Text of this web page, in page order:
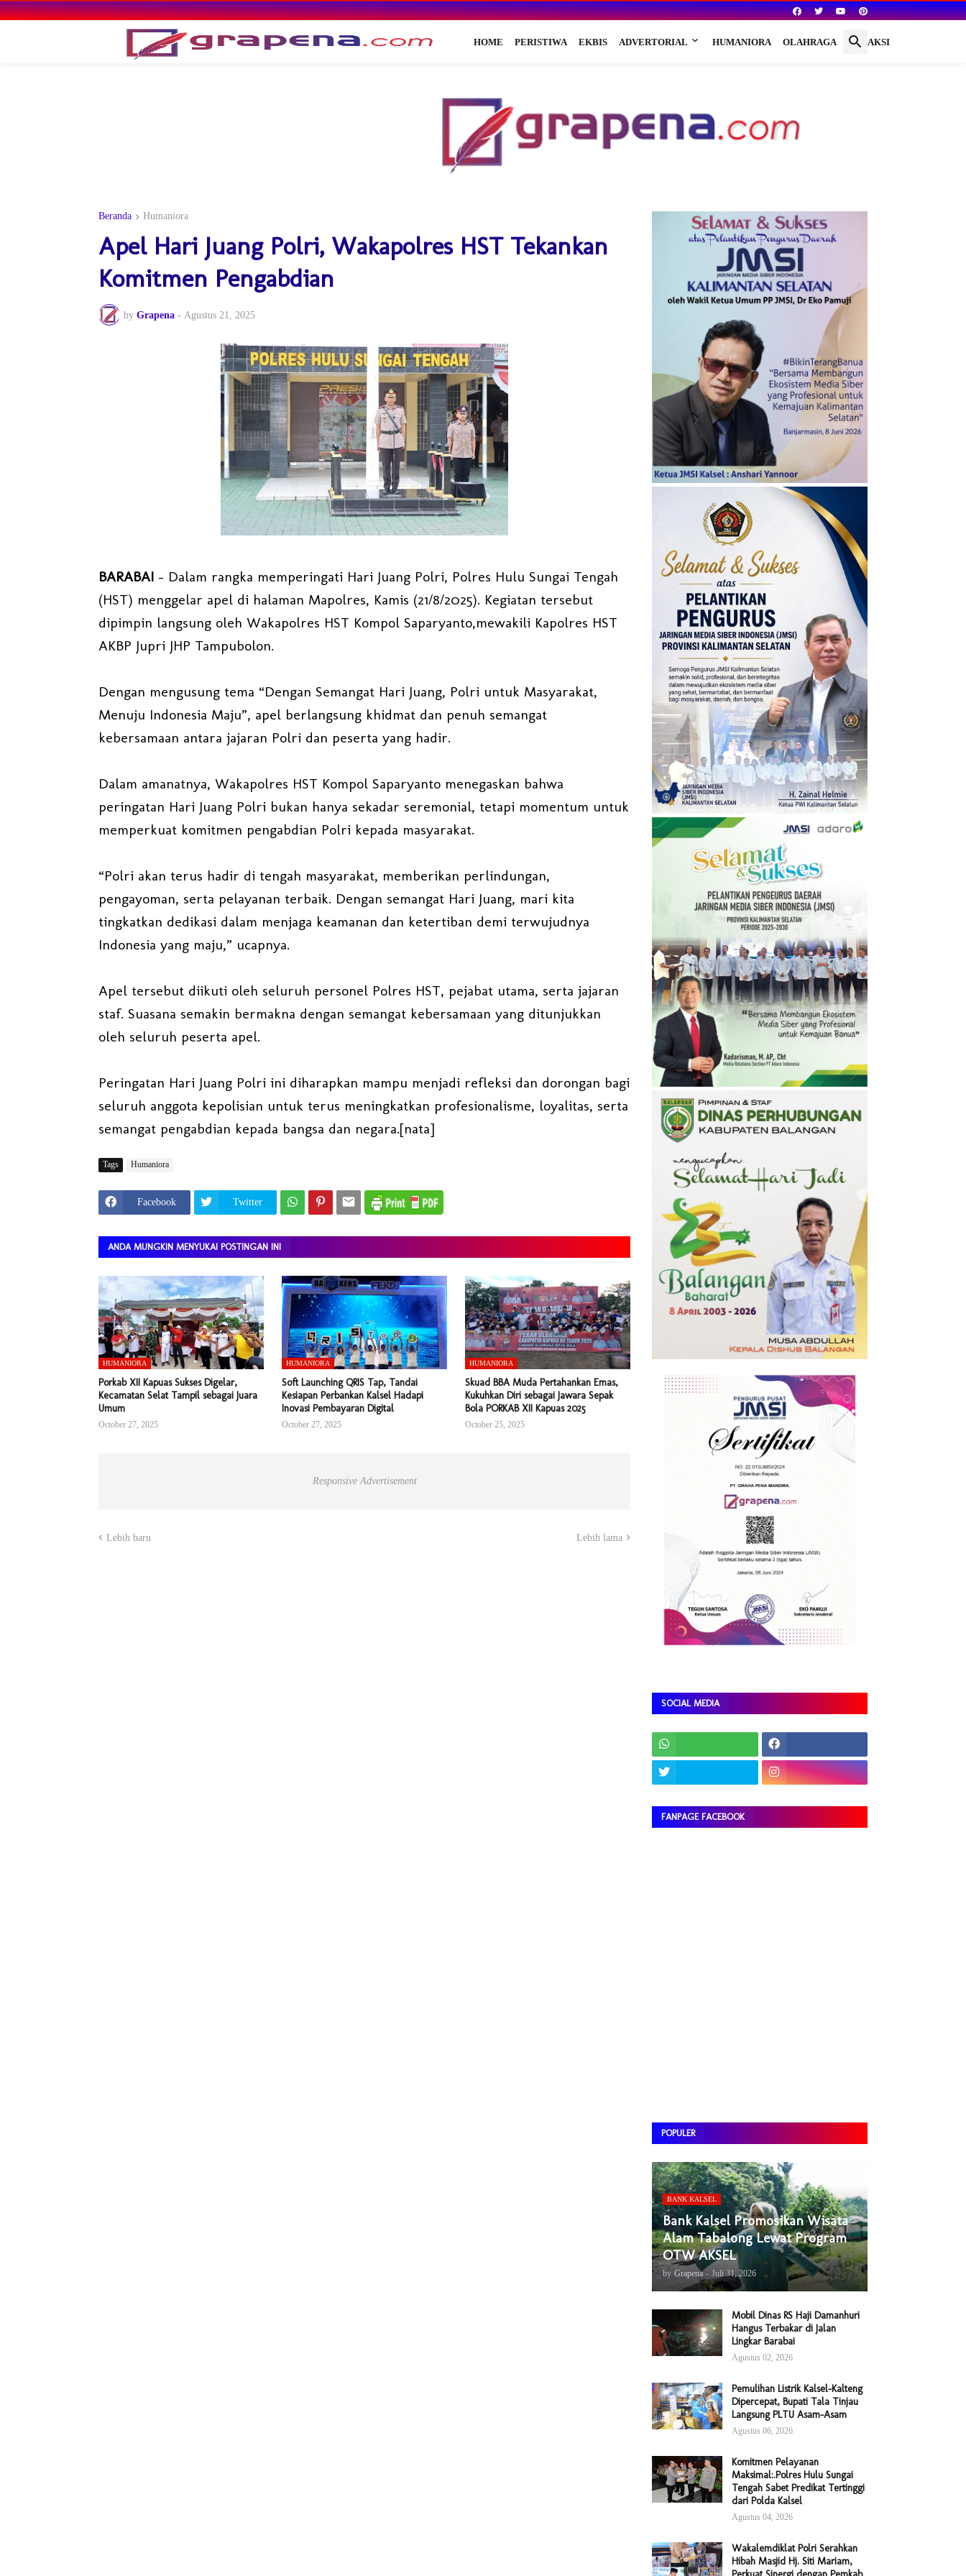
HOME PERISTIWA EKBIS ADVERTORIAL HUMANIORA OLAHRAGA REDAKSI
Beranda Humaniora
Apel Hari Juang Polri, Wakapolres HST Tekankan
Komitmen Pengabdian
by Grapena - Agustus 21, 2025
BARABAI – Dalam rangka memperingati Hari Juang Polri, Polres Hulu Sungai Tengah
(HST) menggelar apel di halaman Mapolres, Kamis (21/8/2025). Kegiatan tersebut
dipimpin langsung oleh Wakapolres HST Kompol Saparyanto,mewakili Kapolres HST
AKBP Jupri JHP Tampubolon.
Dengan mengusung tema “Dengan Semangat Hari Juang, Polri untuk Masyarakat,
Menuju Indonesia Maju”, apel berlangsung khidmat dan penuh semangat
kebersamaan antara jajaran Polri dan peserta yang hadir.
Dalam amanatnya, Wakapolres HST Kompol Saparyanto menegaskan bahwa
peringatan Hari Juang Polri bukan hanya sekadar seremonial, tetapi momentum untuk
memperkuat komitmen pengabdian Polri kepada masyarakat.
“Polri akan terus hadir di tengah masyarakat, memberikan perlindungan,
pengayoman, serta pelayanan terbaik. Dengan semangat Hari Juang, mari kita
tingkatkan dedikasi dalam menjaga keamanan dan ketertiban demi terwujudnya
Indonesia yang maju,” ucapnya.
Apel tersebut diikuti oleh seluruh personel Polres HST, pejabat utama, serta jajaran
staf. Suasana semakin bermakna dengan semangat kebersamaan yang ditunjukkan
oleh seluruh peserta apel.
Peringatan Hari Juang Polri ini diharapkan mampu menjadi refleksi dan dorongan bagi
seluruh anggota kepolisian untuk terus meningkatkan profesionalisme, loyalitas, serta
semangat pengabdian kepada bangsa dan negara.[nata]
Tags Humaniora
Facebook Twitter
ANDA MUNGKIN MENYUKAI POSTINGAN INI
HUMANIORA
Porkab XII Kapuas Sukses Digelar,
Kecamatan Selat Tampil sebagai Juara
Umum
October 27, 2025
HUMANIORA
Soft Launching QRIS Tap, Tandai
Kesiapan Perbankan Kalsel Hadapi
Inovasi Pembayaran Digital
October 27, 2025
HUMANIORA
Skuad BBA Muda Pertahankan Emas,
Kukuhkan Diri sebagai Jawara Sepak
Bola PORKAB XII Kapuas 2025
October 25, 2025
Responsive Advertisement
Lebih baru Lebih lama
SOCIAL MEDIA
FANPAGE FACEBOOK
POPULER
BANK KALSEL
Bank Kalsel Promosikan Wisata
Alam Tabalong Lewat Program
OTW AKSEL
by Grapena - Juli 31, 2026
Mobil Dinas RS Haji Damanhuri
Hangus Terbakar di Jalan
Lingkar Barabai
Agustus 02, 2026
Pemulihan Listrik Kalsel-Kalteng
Dipercepat, Bupati Tala Tinjau
Langsung PLTU Asam-Asam
Agustus 06, 2026
Komitmen Pelayanan
Maksimal:.Polres Hulu Sungai
Tengah Sabet Predikat Tertinggi
dari Polda Kalsel
Agustus 04, 2026
Wakalemdiklat Polri Serahkan
Hibah Masjid Hj. Siti Mariam,